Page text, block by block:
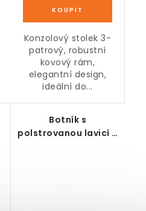
Konzolový stolek 3-
patrový, robustní
kovový rám,
elegantní design,
ideální do...
Botník s
polstrovanou lavicí a